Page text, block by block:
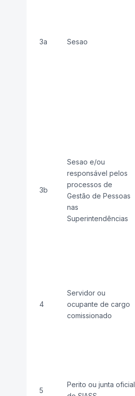
3a Sesao
3b
Sesao e/ou
responsável pelos
processos de
Gestão de Pessoas
nas
Superintendências
4
Servidor ou
ocupante de cargo
comissionado
5
Perito ou junta oficial